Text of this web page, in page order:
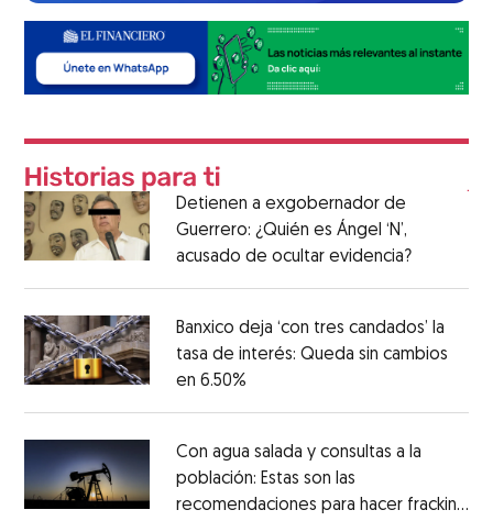
Detienen a exgobernador de
Guerrero: ¿Quién es Ángel ‘N’,
acusado de ocultar evidencia?
Banxico deja ‘con tres candados’ la
tasa de interés: Queda sin cambios
en 6.50%
Con agua salada y consultas a la
población: Estas son las
recomendaciones para hacer fracking